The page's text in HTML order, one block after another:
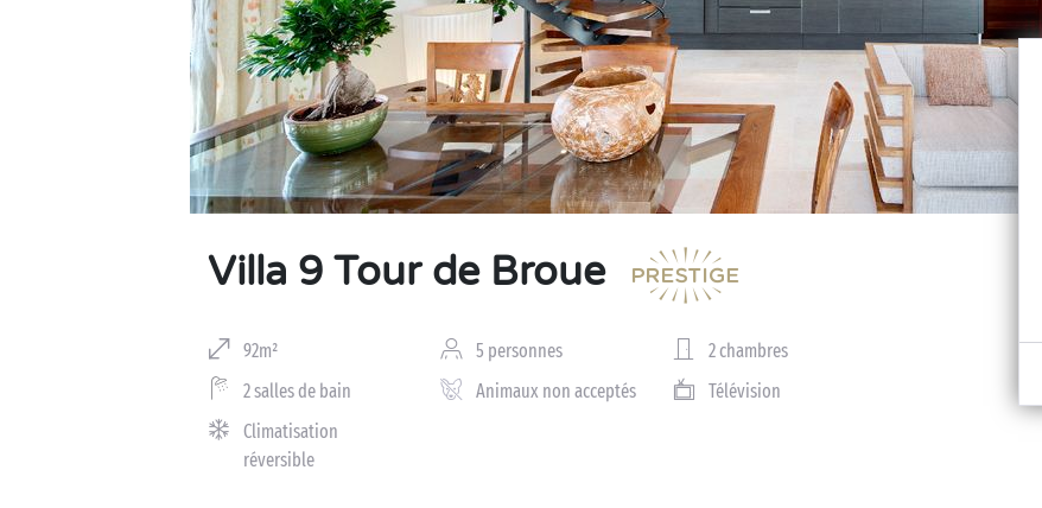
Villa 9 Tour de Broue
92m² 5 personnes
2 chambres
2 salles de bain
Animaux non acceptés
Télévision
Climatisation
réversible
Business Village by Sandaya